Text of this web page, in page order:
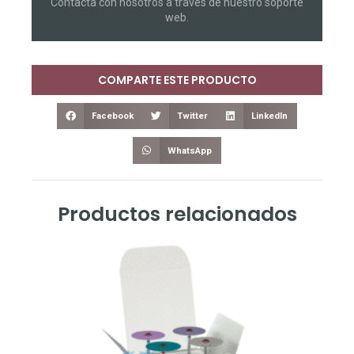
web.
COMPARTE ESTE PRODUCTO
Facebook Twitter LinkedIn
WhatsApp
Productos relacionados